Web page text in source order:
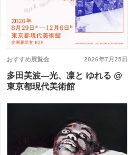
2026年7月25日
おすすめ展覧会
多田美波―光、凛と ゆれる @
東京都現代美術館